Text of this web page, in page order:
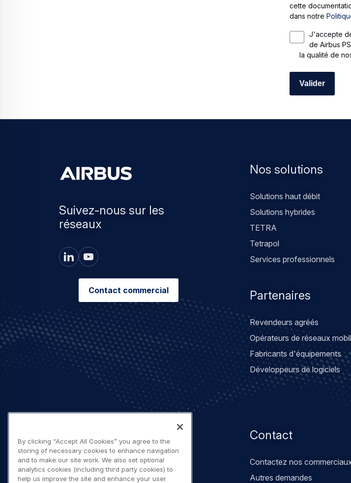
cette
dans notre
J'accepte
de Airbus
la qualité de
Suivez-nous sur les
réseaux
Contact commercial
Footer
Nos solutions
Solutions haut débit
Solutions hybrides
TETRA
Tetrapol
Services professionnels
Partenaires
Revendeurs agréés
Opérateurs de réseaux
Fabricants d'équipements
Développeurs de logiciels
Contact
Contactez nos
Autres demandes
By clicking “Accept All Cookies” you agree to the
storing of necessary cookies to enhance navigation
and to make our site work. We also set optional
analytics cookies (including third party cookies) to
help us improve the site and enhance your user